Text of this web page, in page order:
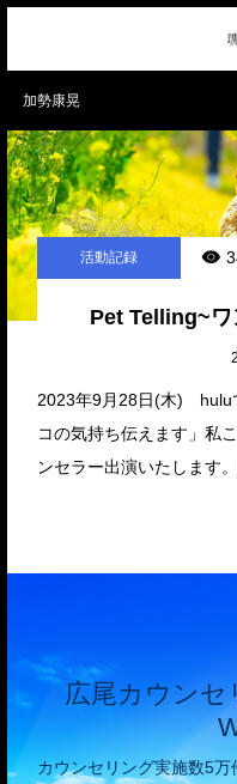
加勢康晃
活動記録
Pet Telling~ワ
2023年9月28日(木) hulu
コの気持ち伝えます」私
ンセラー出演いたします
広尾カウン
カウンセリング実施数5
HOME
ABOUT
CATEGORY
AIR WORKS
CONTACT